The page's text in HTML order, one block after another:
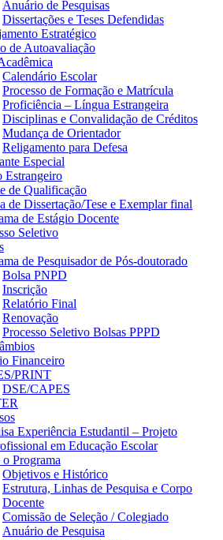
Anuário de Pesquisas
Dissertações e Teses Defendidas
Estratégico
de Autoavaliação
Calendário Escolar
Processo de Formação e Matrícula
Proficiência – Língua Estrangeira
Disciplinas e Convalidação de Créditos
Mudança de Orientador
Religamento para Defesa
Especial
Estrangeiro
de Qualificação
de Dissertação/Tese e Exemplar final
de Estágio Docente
Seletivo
de Pesquisador de Pós-doutorado
Bolsa PNPD
Inscrição
Relatório Final
Renovação
Processo Seletivo Bolsas PPPD
Financeiro
PRINT
DSE/CAPES
Experiência Estudantil – Projeto
em Educação Escolar
o Programa
Objetivos e Histórico
Estrutura, Linhas de Pesquisa e Corpo
Docente
Comissão de Seleção / Colegiado
Anuário de Pesquisa